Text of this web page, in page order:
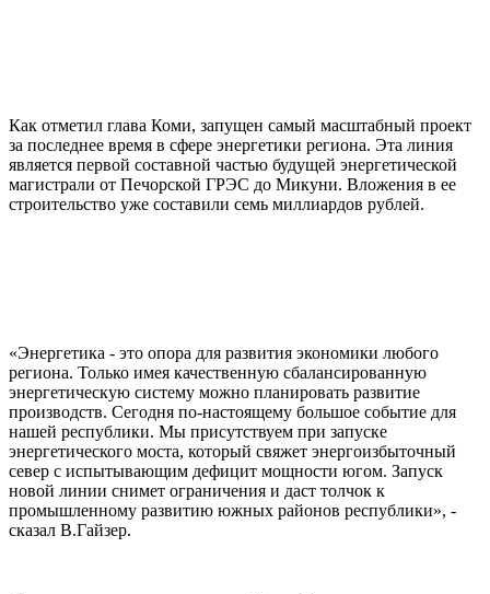
Как отметил глава Коми, запущен самый масштабный проект
за последнее время в сфере энергетики региона. Эта линия
является первой составной частью будущей энергетической
магистрали от Печорской ГРЭС до Микуни. Вложения в ее
строительство уже составили семь миллиардов рублей.
«Энергетика - это опора для развития экономики любого
региона. Только имея качественную сбалансированную
энергетическую систему можно планировать развитие
производств. Сегодня по-настоящему большое событие для
нашей республики. Мы присутствуем при запуске
энергетического моста, который свяжет энергоизбыточный
север с испытывающим дефицит мощности югом. Запуск
новой линии снимет ограничения и даст толчок к
промышленному развитию южных районов республики», -
сказал В.Гайзер.